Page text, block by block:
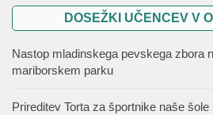
DOSEŽKI UČENCEV V
Nastop mladinskega pevskega zbora
mariborskem parku
Prireditev Torta za športnike naše